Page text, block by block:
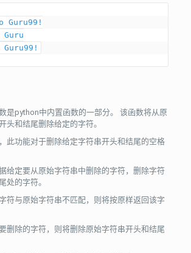
Guru99!
Guru
是python中内置函数的一部分。 该函数将从原
头和结尾删除给定的字符。
此功能对于删除给定字符串开头和结尾的空格
给定要从原始字符串中删除的字符，删除字符
处的字符。
符与原始字符串不匹配，则将按原样返回该字
删除的字符，则将删除原始字符串开头和结尾